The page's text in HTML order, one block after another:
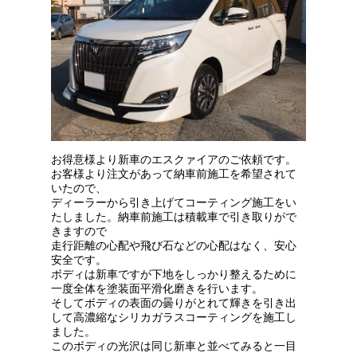
お得意様より新車のエスクァイアのご依頼です。
お客様より注文があって納車前施工を希望されて
いたので、
ディーラーから引き上げてコーティング施工をい
たしました。納車前施工は積載車で引き取りがで
きますので
走行距離の心配や飛び石などの心配はなく、安心
安全です。
ボディは新車ですが下地をしっかり整えるために
一度全体を塗装面平滑化磨きを行います。
そしてボディの表面の曇りがとれて輝きを引き出
して高濃縮なシリカガラスコーティングを施工し
ました。
このボディの光沢は同じ新車と並べてみると一目